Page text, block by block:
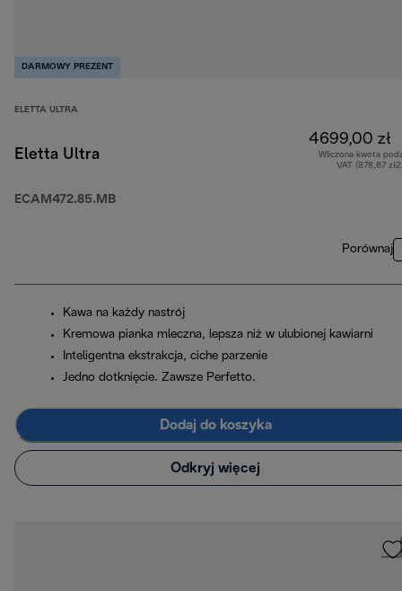
DARMOWY PREZENT
ELETTA ULTRA
Eletta Ultra
ECAM472.85.MB
4699,00 zł
Wliczona kwota
VAT (878,67
Porównaj
Kawa na każdy nastrój
Kremowa pianka mleczna, lepsza niż w ulubionej kawiarni
Inteligentna ekstrakcja, ciche parzenie
Jedno dotknięcie. Zawsze Perfetto.
Dodaj do koszyka
Odkryj więcej